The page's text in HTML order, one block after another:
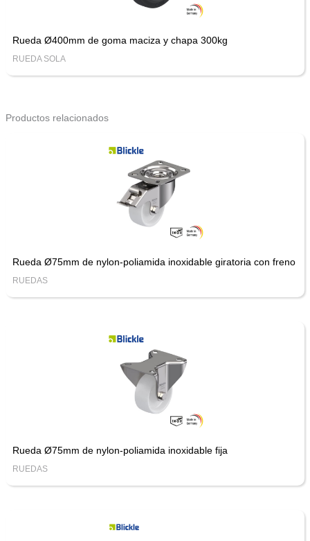
Rueda Ø400mm de goma maciza y chapa 300kg
RUEDA SOLA
Productos relacionados
Rueda Ø75mm de nylon-poliamida inoxidable giratoria con freno
RUEDAS
Rueda Ø75mm de nylon-poliamida inoxidable fija
RUEDAS